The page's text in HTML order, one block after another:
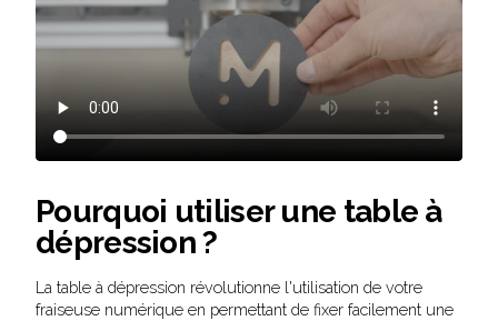
Pourquoi utiliser une table à
dépression ?
La table à dépression révolutionne l'utilisation de votre
fraiseuse numérique en permettant de fixer facilement une